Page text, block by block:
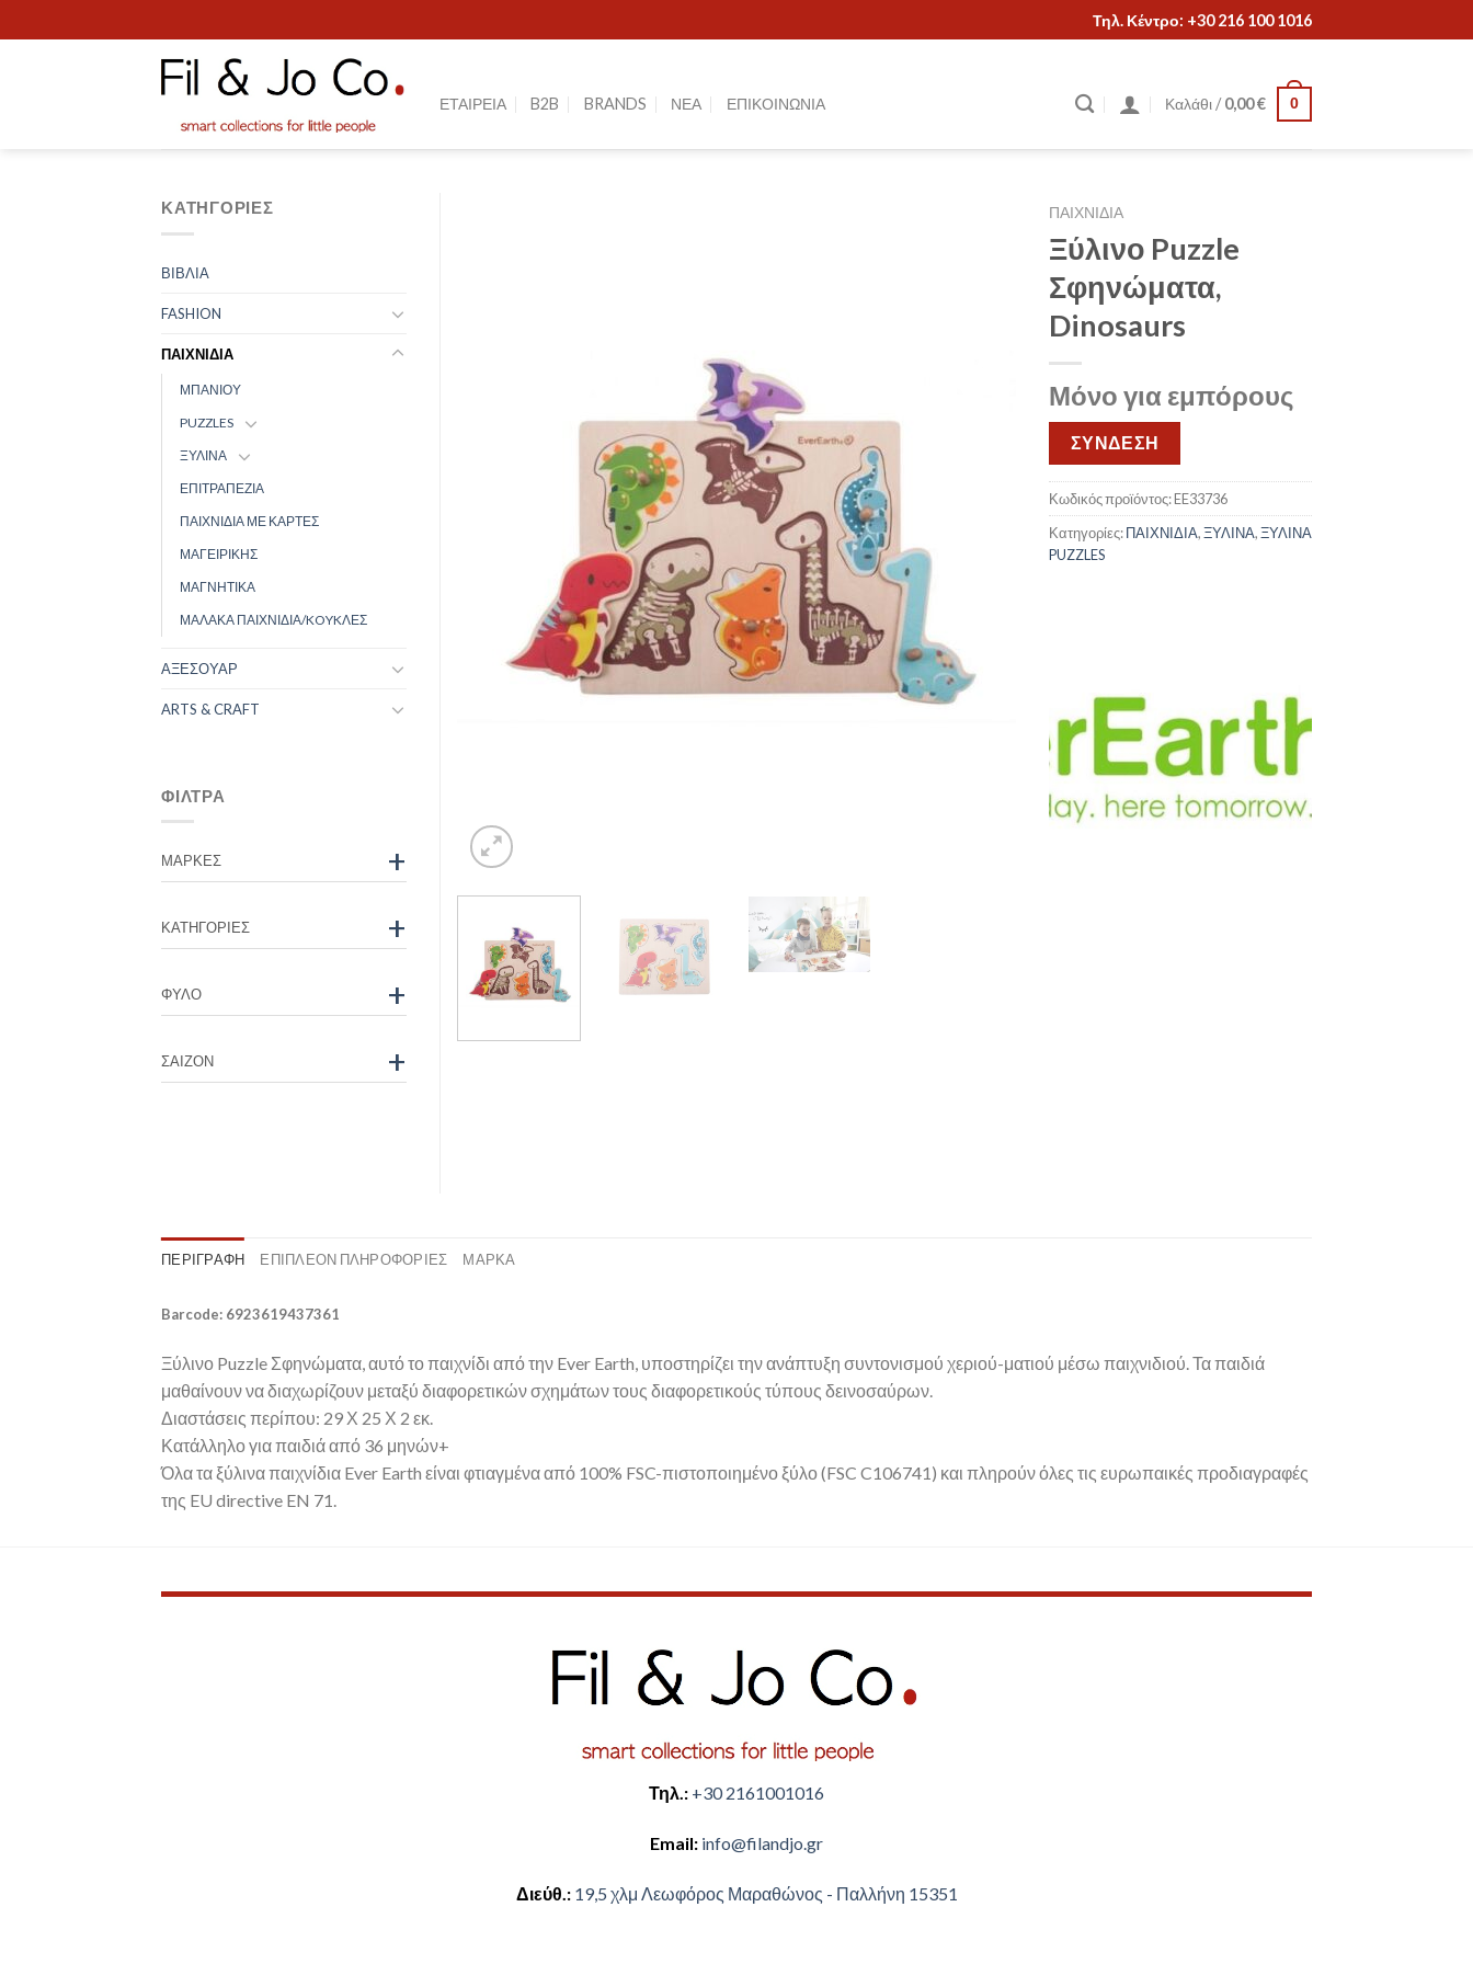
to
Τηλ. Κέντρο: +30 216 100 1016
ΕΤΑΙΡΕΙΑ B2B BRANDS ΝΕΑ ΕΠΙΚΟΙΝΩΝΙΑ Καλάθι /0,00€ 0
ΠΑΙΧΝΙΔΙΑ
Ξύλινο Puzzle
Σφηνώματα,
Dinosaurs
Μόνο για εμπόρους
ΣΥΝΔΕΣΗ
Κωδικός προϊόντος:EE33736
Κατηγορίες:ΠΑΙΧΝΙΔΙΑ,ΞΥΛΙΝΑ,ΞΥΛΙΝΑ
PUZZLES
ΚΑΤΗΓΟΡΊΕΣ
ΒΙΒΛΙΑ
FASHION
ΠΑΙΧΝΙΔΙΑ
ΜΠΑΝΙΟΥ
PUZZLES
ΞΥΛΙΝΑ
ΕΠΙΤΡΑΠΕΖΙΑ
ΠΑΙΧΝΙΔΙΑ ΜΕ ΚΑΡΤΕΣ
ΜΑΓΕΙΡΙΚΗΣ
ΜΑΓΝΗΤΙΚΑ
ΜΑΛΑΚΑ ΠΑΙΧΝΙΔΙΑ/KOYKΛΕΣ
ΑΞΕΣΟΥΑΡ
ARTS & CRAFT
ΦΊΛΤΡΑ
ΜΆΡΚΕΣ +
ΚΑΤΗΓΟΡΊΕΣ +
ΦΎΛΟ +
ΣΑΙΖΌΝ +
ΠΕΡΙΓΡΑΦΉ ΕΠΙΠΛΈΟΝ ΠΛΗΡΟΦΟΡΊΕΣ ΜΆΡΚΑ
Barcode: 6923619437361
Ξύλινο Puzzle Σφηνώματα, αυτό το παιχνίδι από την Ever Earth, υποστηρίζει την ανάπτυξη συντονισμού χεριού-ματιού μέσω παιχνιδιού. Τα παιδιά
μαθαίνουν να διαχωρίζουν μεταξύ διαφορετικών σχημάτων τους διαφορετικούς τύπους δεινοσαύρων.
Διαστάσεις περίπου: 29 Χ 25 Χ 2 εκ.
Κατάλληλο για παιδιά από 36 μηνών+
Όλα τα ξύλινα παιχνίδια Ever Earth είναι φτιαγμένα από 100% FSC-πιστοποιημένο ξύλο (FSC C106741) και πληρούν όλες τις ευρωπαικές προδιαγραφές
της EU directive EN 71.
Τηλ.: +30 2161001016
Email: ​info@filandjo.gr
Διεύθ.: ​​19,5 χλμ Λεωφόρος Μαραθώνος - ​​Παλλήνη 15351